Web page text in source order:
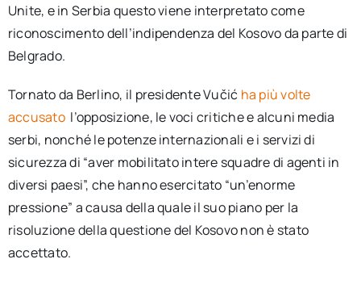
Unite, e in Serbia questo viene interpretato come
riconoscimento dell’indipendenza del Kosovo da parte di
Belgrado.
Tornato da Berlino, il presidente Vučić ha più volte
accusato l’opposizione, le voci critiche e alcuni media
serbi, nonché le potenze internazionali e i servizi di
sicurezza di “aver mobilitato intere squadre di agenti in
diversi paesi”, che hanno esercitato “un’enorme
pressione” a causa della quale il suo piano per la
risoluzione della questione del Kosovo non è stato
accettato.